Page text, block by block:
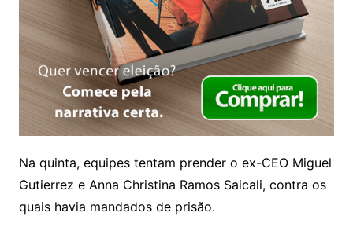
Na quinta, equipes tentam prender o ex-CEO Miguel
Gutierrez e Anna Christina Ramos Saicali, contra os
quais havia mandados de prisão.